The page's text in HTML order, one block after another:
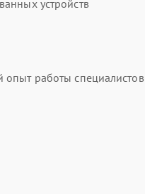
устройств
работы специалистов